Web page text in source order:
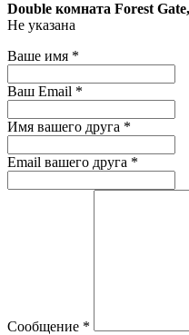
Double комната Forest
Не указана
Ваше имя *
Ваш Email *
Имя вашего друга *
Email вашего друга *
Сообщение *